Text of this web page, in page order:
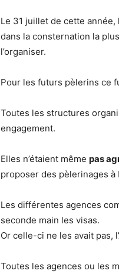
Le 31 juillet de cette année,
dans la consternation la
l’organiser.
Pour les futurs pèlerins ce
Toutes les structures
engagement.
Elles n’étaient même pas
proposer des pèlerinages à
Les différentes agences
seconde main les visas.
Or celle-ci ne les avait pas,
Toutes les agences ou les